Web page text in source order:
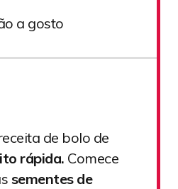
a gosto
de bolo de
rápida. Comece
sementes de